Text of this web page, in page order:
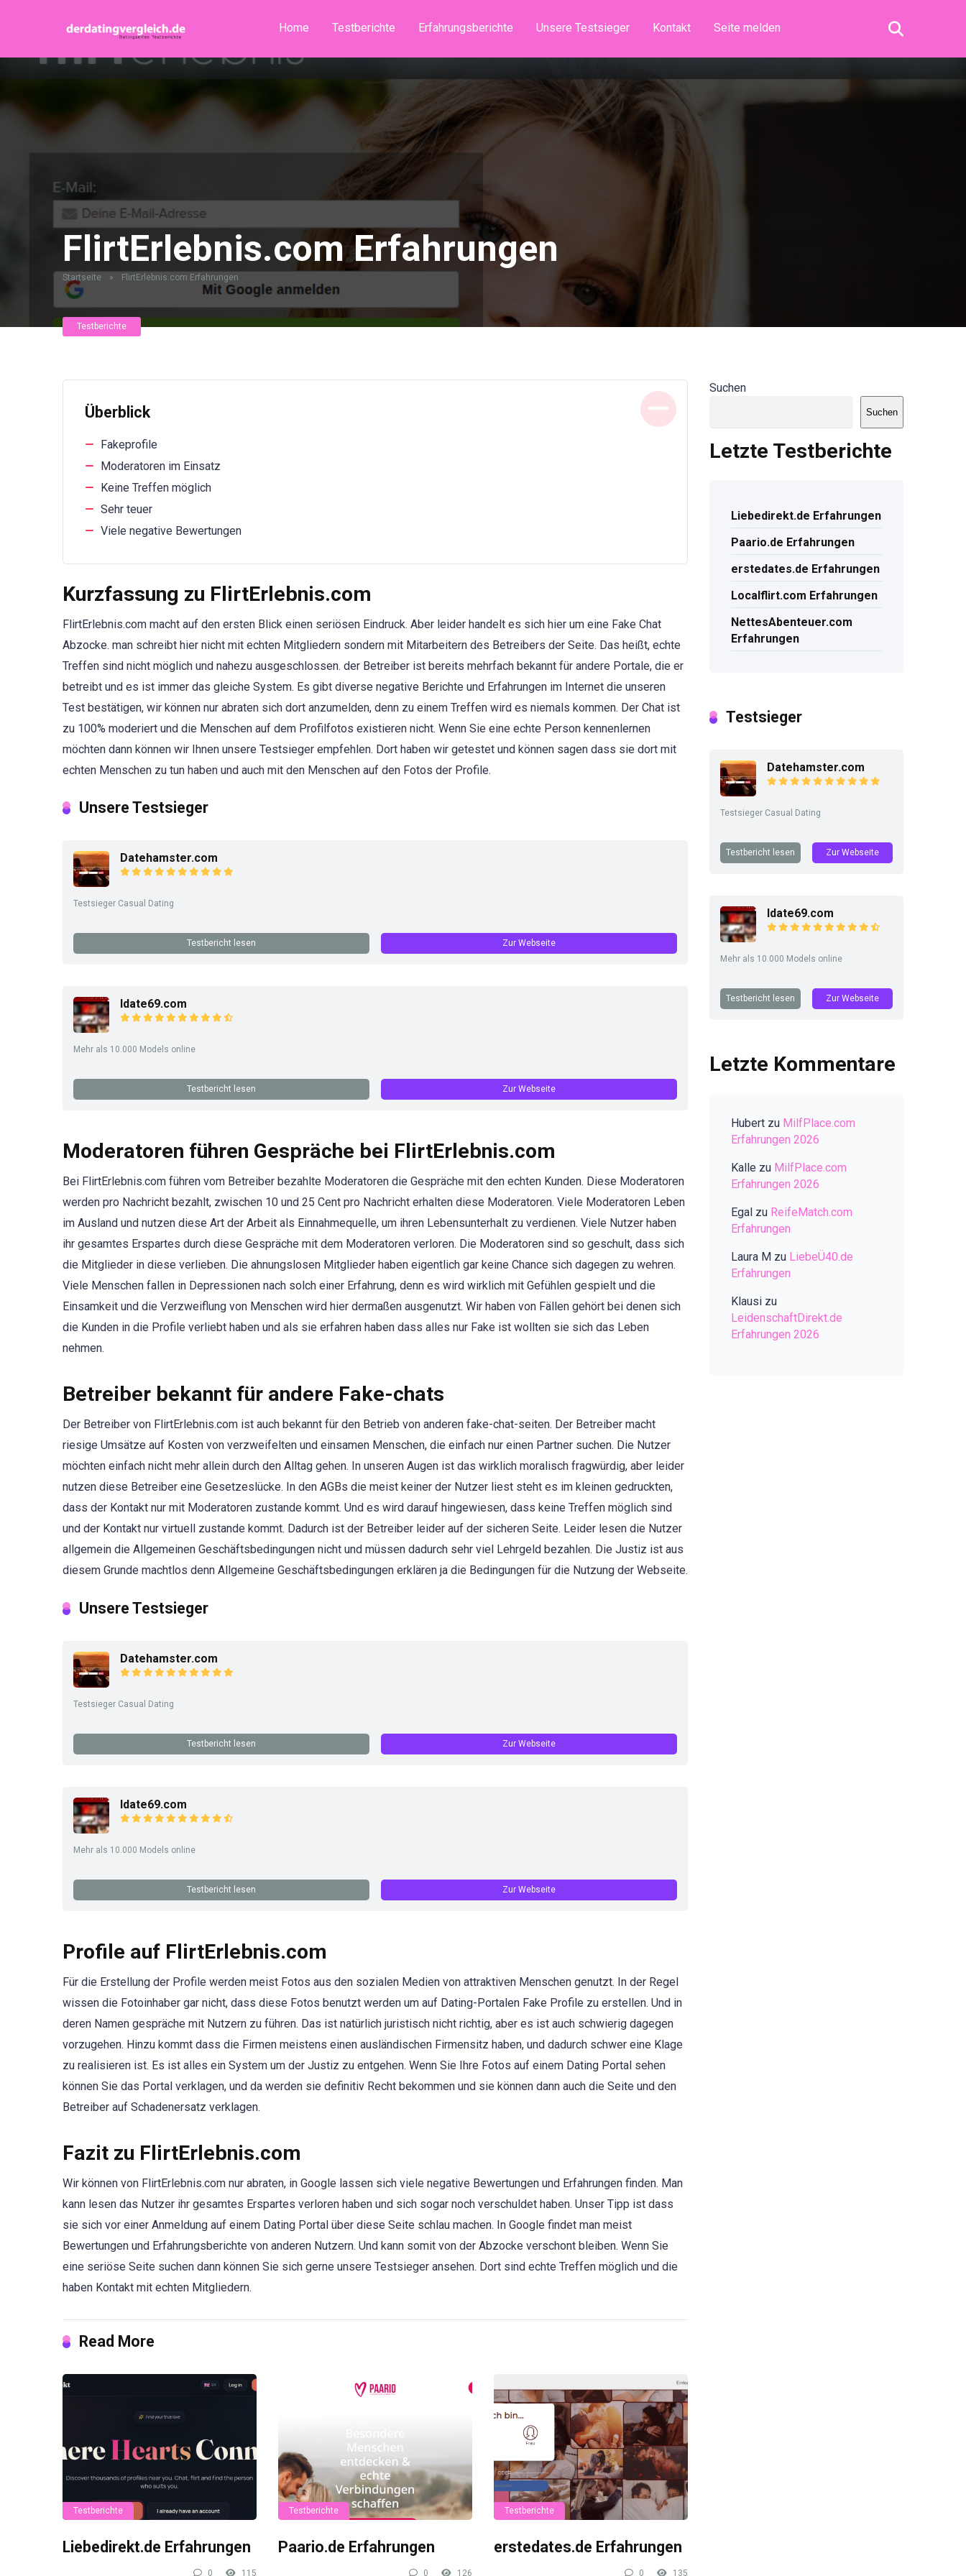
Home Testberichte Erfahrungsberichte Unsere Testsieger Kontakt Seite melden
FlirtErlebnis.com Erfahrungen
Startseite » FlirtErlebnis.com Erfahrungen
Testberichte
Überblick
Fakeprofile
Moderatoren im Einsatz
Keine Treffen möglich
Sehr teuer
Viele negative Bewertungen
Kurzfassung zu FlirtErlebnis.com
FlirtErlebnis.com macht auf den ersten Blick einen seriösen Eindruck. Aber leider handelt es sich hier um eine Fake Chat
Abzocke. man schreibt hier nicht mit echten Mitgliedern sondern mit Mitarbeitern des Betreibers der Seite. Das heißt, echte
Treffen sind nicht möglich und nahezu ausgeschlossen. der Betreiber ist bereits mehrfach bekannt für andere Portale, die er
betreibt und es ist immer das gleiche System. Es gibt diverse negative Berichte und Erfahrungen im Internet die unseren
Test bestätigen, wir können nur abraten sich dort anzumelden, denn zu einem Treffen wird es niemals kommen. Der Chat ist
zu 100% moderiert und die Menschen auf dem Profilfotos existieren nicht. Wenn Sie eine echte Person kennenlernen
möchten dann können wir Ihnen unsere Testsieger empfehlen. Dort haben wir getestet und können sagen dass sie dort mit
echten Menschen zu tun haben und auch mit den Menschen auf den Fotos der Profile.
Unsere Testsieger
Datehamster.com
Testsieger Casual Dating
Testbericht lesen Zur Webseite
Idate69.com
Mehr als 10.000 Models online
Testbericht lesen Zur Webseite
Moderatoren führen Gespräche bei FlirtErlebnis.com
Bei FlirtErlebnis.com führen vom Betreiber bezahlte Moderatoren die Gespräche mit den echten Kunden. Diese Moderatoren
werden pro Nachricht bezahlt, zwischen 10 und 25 Cent pro Nachricht erhalten diese Moderatoren. Viele Moderatoren Leben
im Ausland und nutzen diese Art der Arbeit als Einnahmequelle, um ihren Lebensunterhalt zu verdienen. Viele Nutzer haben
ihr gesamtes Erspartes durch diese Gespräche mit dem Moderatoren verloren. Die Moderatoren sind so geschult, dass sich
die Mitglieder in diese verlieben. Die ahnungslosen Mitglieder haben eigentlich gar keine Chance sich dagegen zu wehren.
Viele Menschen fallen in Depressionen nach solch einer Erfahrung, denn es wird wirklich mit Gefühlen gespielt und die
Einsamkeit und die Verzweiflung von Menschen wird hier dermaßen ausgenutzt. Wir haben von Fällen gehört bei denen sich
die Kunden in die Profile verliebt haben und als sie erfahren haben dass alles nur Fake ist wollten sie sich das Leben
nehmen.
Betreiber bekannt für andere Fake-chats
Der Betreiber von FlirtErlebnis.com ist auch bekannt für den Betrieb von anderen fake-chat-seiten. Der Betreiber macht
riesige Umsätze auf Kosten von verzweifelten und einsamen Menschen, die einfach nur einen Partner suchen. Die Nutzer
möchten einfach nicht mehr allein durch den Alltag gehen. In unseren Augen ist das wirklich moralisch fragwürdig, aber leider
nutzen diese Betreiber eine Gesetzeslücke. In den AGBs die meist keiner der Nutzer liest steht es im kleinen gedruckten,
dass der Kontakt nur mit Moderatoren zustande kommt. Und es wird darauf hingewiesen, dass keine Treffen möglich sind
und der Kontakt nur virtuell zustande kommt. Dadurch ist der Betreiber leider auf der sicheren Seite. Leider lesen die Nutzer
allgemein die Allgemeinen Geschäftsbedingungen nicht und müssen dadurch sehr viel Lehrgeld bezahlen. Die Justiz ist aus
diesem Grunde machtlos denn Allgemeine Geschäftsbedingungen erklären ja die Bedingungen für die Nutzung der Webseite.
Unsere Testsieger
Datehamster.com
Testsieger Casual Dating
Testbericht lesen Zur Webseite
Idate69.com
Mehr als 10.000 Models online
Testbericht lesen Zur Webseite
Profile auf FlirtErlebnis.com
Für die Erstellung der Profile werden meist Fotos aus den sozialen Medien von attraktiven Menschen genutzt. In der Regel
wissen die Fotoinhaber gar nicht, dass diese Fotos benutzt werden um auf Dating-Portalen Fake Profile zu erstellen. Und in
deren Namen gespräche mit Nutzern zu führen. Das ist natürlich juristisch nicht richtig, aber es ist auch schwierig dagegen
vorzugehen. Hinzu kommt dass die Firmen meistens einen ausländischen Firmensitz haben, und dadurch schwer eine Klage
zu realisieren ist. Es ist alles ein System um der Justiz zu entgehen. Wenn Sie Ihre Fotos auf einem Dating Portal sehen
können Sie das Portal verklagen, und da werden sie definitiv Recht bekommen und sie können dann auch die Seite und den
Betreiber auf Schadenersatz verklagen.
Fazit zu FlirtErlebnis.com
Wir können von FlirtErlebnis.com nur abraten, in Google lassen sich viele negative Bewertungen und Erfahrungen finden. Man
kann lesen das Nutzer ihr gesamtes Erspartes verloren haben und sich sogar noch verschuldet haben. Unser Tipp ist dass
sie sich vor einer Anmeldung auf einem Dating Portal über diese Seite schlau machen. In Google findet man meist
Bewertungen und Erfahrungsberichte von anderen Nutzern. Und kann somit von der Abzocke verschont bleiben. Wenn Sie
eine seriöse Seite suchen dann können Sie sich gerne unsere Testsieger ansehen. Dort sind echte Treffen möglich und die
haben Kontakt mit echten Mitgliedern.
Read More
Testberichte
Liebedirekt.de Erfahrungen
0 115
Testberichte
Paario.de Erfahrungen
0 126
Testberichte
erstedates.de Erfahrungen
0 135
Suchen
Suchen
Letzte Testberichte
Liebedirekt.de Erfahrungen
Paario.de Erfahrungen
erstedates.de Erfahrungen
Localflirt.com Erfahrungen
NettesAbenteuer.com
Erfahrungen
Testsieger
Datehamster.com
Testsieger Casual Dating
Testbericht lesen Zur Webseite
Idate69.com
Mehr als 10.000 Models online
Testbericht lesen Zur Webseite
Letzte Kommentare
Hubert zu MilfPlace.com
Erfahrungen 2026
Kalle zu MilfPlace.com
Erfahrungen 2026
Egal zu ReifeMatch.com
Erfahrungen
Laura M zu LiebeÜ40.de
Erfahrungen
Klausi zu
LeidenschaftDirekt.de
Erfahrungen 2026